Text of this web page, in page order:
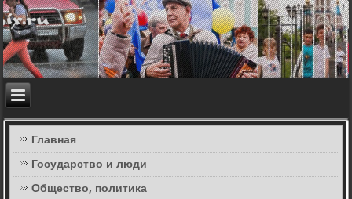
Главная
Государство и люди
Общество, политика